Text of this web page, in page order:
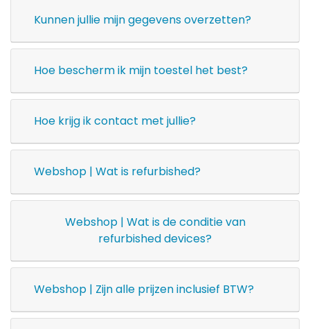
Kunnen jullie mijn gegevens overzetten?
Hoe bescherm ik mijn toestel het best?
Hoe krijg ik contact met jullie?
Webshop | Wat is refurbished?
Webshop | Wat is de conditie van
refurbished devices?
Webshop | Zijn alle prijzen inclusief BTW?